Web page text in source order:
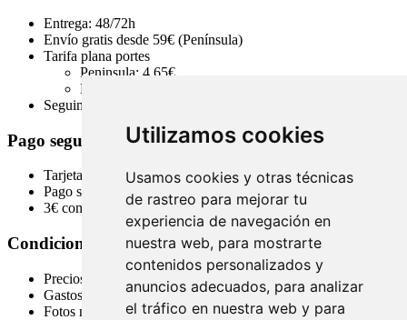
Utilizamos cookies
Usamos cookies y otras técnicas
de rastreo para mejorar tu
experiencia de navegación en
nuestra web, para mostrarte
contenidos personalizados y
anuncios adecuados, para analizar
el tráfico en nuestra web y para
Entrega: 48/72h
Envío gratis desde 59€ (Península)
Tarifa plana portes
Peninsula: 4.65€
Baleares: 8€
Seguimiento online del pedido
Pago seguro
Tarjeta, transferencia bancaria y contra reembolso
Pago seguro via plataformas bancarias
3€ comisión contra reembolso
Condiciones
Precios IVA incluído en euros
Gastos de envío desglosados en cada pedido
Fotos no contractuales